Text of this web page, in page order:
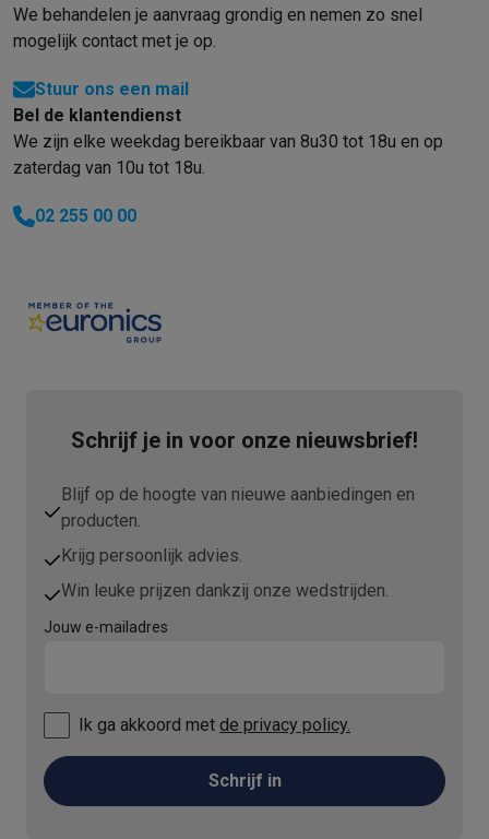
We behandelen je aanvraag grondig en nemen zo snel
mogelijk contact met je op.
Stuur ons een mail
Bel de klantendienst
We zijn elke weekdag bereikbaar van 8u30 tot 18u en op
zaterdag van 10u tot 18u.
02 255 00 00
Schrijf je in voor onze nieuwsbrief!
Blijf op de hoogte van nieuwe aanbiedingen en
producten.
Krijg persoonlijk advies.
Win leuke prijzen dankzij onze wedstrijden.
Jouw e-mailadres
Ik ga akkoord met de privacy policy.
Schrijf in